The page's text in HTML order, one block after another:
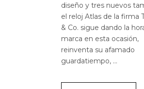
diseño y tres nuevos
el reloj Atlas de la firma
& Co. sigue dando la
marca en esta ocasión,
reinventa su afamado
guardatiempo,